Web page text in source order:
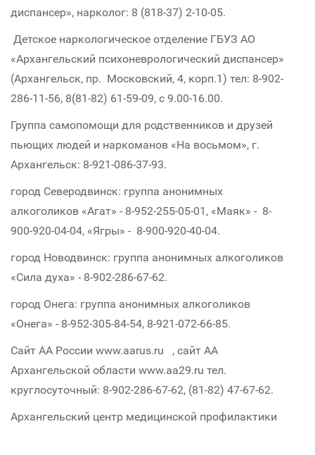
диспансер», нарколог: 8 (818-37) 2-10-05.
Детское наркологическое отделение ГБУЗ АО
«Архангельский психоневрологический диспансер»
(Архангельск, пр. Московский, 4, корп.1) тел: 8-902-
286-11-56, 8(81-82) 61-59-09, с 9.00-16.00.
Группа самопомощи для родственников и друзей
пьющих людей и наркоманов «На восьмом», г.
Архангельск: 8-921-086-37-93.
город Северодвинск: группа анонимных
алкоголиков «Агат» - 8-952-255-05-01, «Маяк» - 8-
900-920-04-04, «Ягры» - 8-900-920-40-04.
город Новодвинск: группа анонимных алкоголиков
«Сила духа» - 8-902-286-67-62.
город Онега: группа анонимных алкоголиков
«Онега» - 8-952-305-84-54, 8-921-072-66-85.
Сайт АА России www.aarus.ru , сайт АА
Архангельской области www.aa29.ru тел.
круглосуточный: 8-902-286-67-62, (81-82) 47-67-62.
Архангельский центр медицинской профилактики